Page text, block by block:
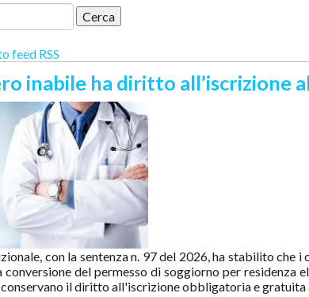
feed RSS
inabile ha diritto all’iscrizione
con la sentenza n. 97 del 2026, ha stabilito
conversione del permesso di soggiorno per residenza
il diritto all'iscrizione obbligatoria e gratuita